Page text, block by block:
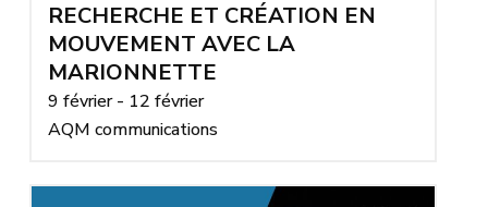
RECHERCHE ET CRÉATION EN
MOUVEMENT AVEC LA
MARIONNETTE
9 février - 12 février
AQM communications